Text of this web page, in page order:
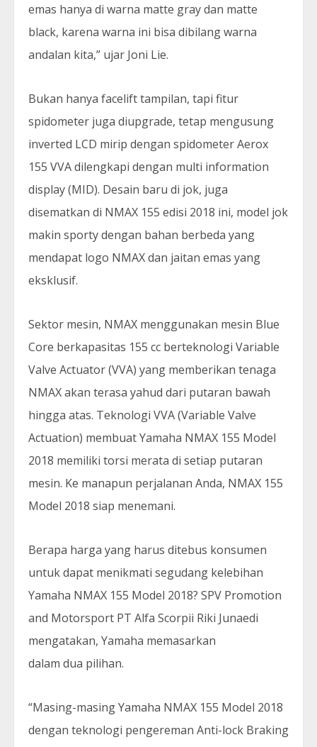
emas hanya di warna matte gray dan matte
black, karena warna ini bisa dibilang warna
andalan kita,” ujar Joni Lie.
Bukan hanya facelift tampilan, tapi fitur
spidometer juga diupgrade, tetap mengusung
inverted LCD mirip dengan spidometer Aerox
155 VVA dilengkapi dengan multi information
display (MID). Desain baru di jok, juga
disematkan di NMAX 155 edisi 2018 ini, model jok
makin sporty dengan bahan berbeda yang
mendapat logo NMAX dan jaitan emas yang
eksklusif.
Sektor mesin, NMAX menggunakan mesin Blue
Core berkapasitas 155 cc berteknologi Variable
Valve Actuator (VVA) yang memberikan tenaga
NMAX akan terasa yahud dari putaran bawah
hingga atas. Teknologi VVA (Variable Valve
Actuation) membuat Yamaha NMAX 155 Model
2018 memiliki torsi merata di setiap putaran
mesin. Ke manapun perjalanan Anda, NMAX 155
Model 2018 siap menemani.
Berapa harga yang harus ditebus konsumen
untuk dapat menikmati segudang kelebihan
Yamaha NMAX 155 Model 2018? SPV Promotion
and Motorsport PT Alfa Scorpii Riki Junaedi
mengatakan, Yamaha memasarkan
dalam dua pilihan.
“Masing-masing Yamaha NMAX 155 Model 2018
dengan teknologi pengereman Anti-lock Braking